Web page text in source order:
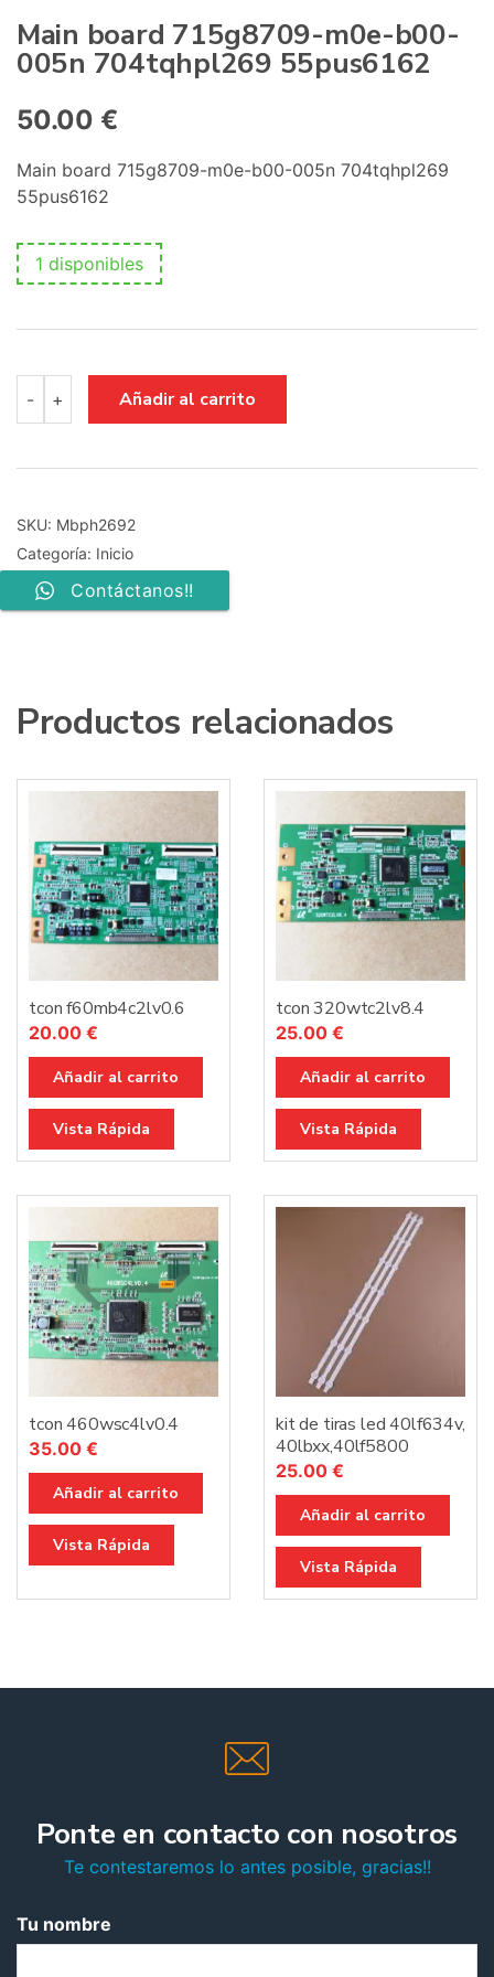
Main board 715g8709-m0e-b00-
005n 704tqhpl269 55pus6162
50.00 €
Main board 715g8709-m0e-b00-005n 704tqhpl269
55pus6162
1 disponibles
-
board
715g8709-
b00-
704tqhpl269
55pus6162
cantidad
+ Añadir al carrito
SKU: Mbph2692
Categoría: Inicio
Contáctanos!!
Productos relacionados
tcon f60mb4c2lv0.6
20.00 €
Añadir al carrito
Vista Rápida
tcon 320wtc2lv8.4
25.00 €
Añadir al carrito
Vista Rápida
tcon 460wsc4lv0.4
35.00 €
Añadir al carrito
Vista Rápida
kit de tiras led 40lf634v,
40lbxx,40lf5800
25.00 €
Añadir al carrito
Vista Rápida
Ponte en contacto con nosotros
Te contestaremos lo antes posible, gracias!!
Tu nombre